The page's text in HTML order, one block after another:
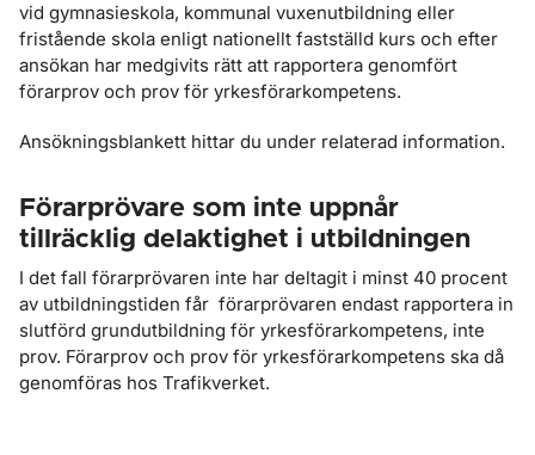
vid gymnasieskola, kommunal vuxenutbildning eller
fristående skola enligt nationellt fastställd kurs och efter
ansökan har medgivits rätt att rapportera genomfört
förarprov och prov för yrkesförarkompetens.
Ansökningsblankett hittar du under relaterad information.
Förarprövare som inte uppnår
tillräcklig delaktighet i utbildningen
I det fall förarprövaren inte har deltagit i minst 40 procent
av utbildningstiden får förarprövaren endast rapportera in
slutförd grundutbildning för yrkesförarkompetens, inte
prov. Förarprov och prov för yrkesförarkompetens ska då
genomföras hos Trafikverket.